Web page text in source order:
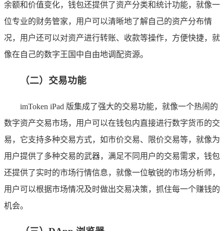
余额和价值变化，钱包还提供了资产分类和统计功能，就像一
位专业的财务管家，用户可以清晰地了解自己的资产分布情
况，用户还可以对资产进行转账、收款等操作，方便快捷，就
像在自己的数字王国中自由地调配资源。
（二）交易功能
imToken iPad 版集成了强大的交易功能，就像一个热闹的
数字资产交易市场，用户可以在钱包内直接进行数字货币的交
易，它支持多种交易方式，如市价交易、限价交易等，就像为
用户提供了多种交易的武器，满足不同用户的交易需求，钱包
还提供了实时的市场行情信息，就像一位敏锐的市场分析师，
用户可以根据市场情况及时做出交易决策，抓住每一个赚钱的
机会。